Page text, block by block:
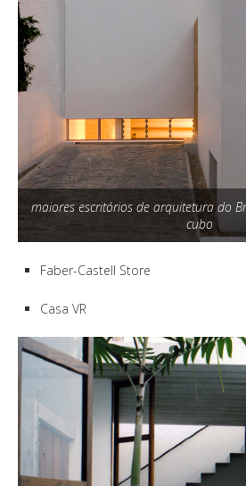
maiores escritórios de arquitetura do
cubo
Faber-Castell Store
Casa VR